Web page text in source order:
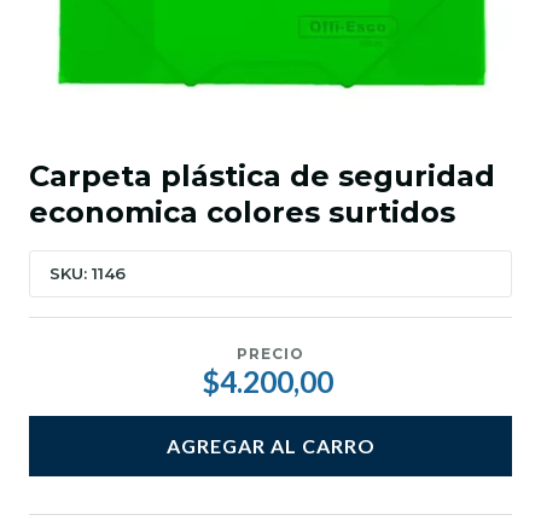
Carpeta plástica de seguridad
economica colores surtidos
SKU: 1146
PRECIO
$4.200,00
AGREGAR AL CARRO